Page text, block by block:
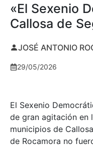
«El Sexenio
Callosa de
JOSÉ ANTONIO
29/05/2026
El Sexenio
de gran agitación en
municipios de
de Rocamora no